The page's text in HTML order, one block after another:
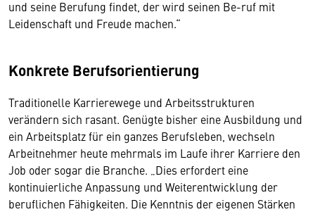
und seine Berufung findet, der wird seinen Be-ruf mit
Leidenschaft und Freude machen.“
Konkrete Berufsorientierung
Traditionelle Karrierewege und Arbeitsstrukturen
verändern sich rasant. Genügte bisher eine Ausbildung und
ein Arbeitsplatz für ein ganzes Berufsleben, wechseln
Arbeitnehmer heute mehrmals im Laufe ihrer Karriere den
Job oder sogar die Branche. „Dies erfordert eine
kontinuierliche Anpassung und Weiterentwicklung der
beruflichen Fähigkeiten. Die Kenntnis der eigenen Stärken